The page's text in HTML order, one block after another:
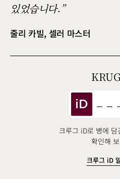
있었습니다.
줄리 카빌, 셀러 마스터
iD
크루그 iD로 병에
확인해
크루그iD